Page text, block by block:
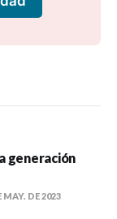
generación
MAY. DE 2023